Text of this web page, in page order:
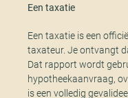
Een taxatie
Een taxatie is een
taxateur. Je ontvangt
Dat rapport wordt
hypotheekaanvraag,
is een volledig